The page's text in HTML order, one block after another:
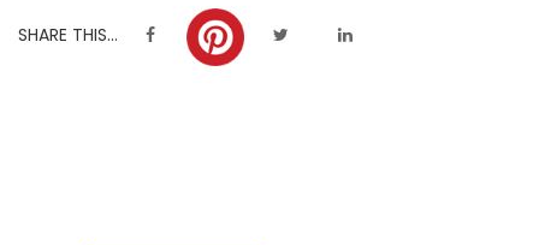
SHARE THIS...